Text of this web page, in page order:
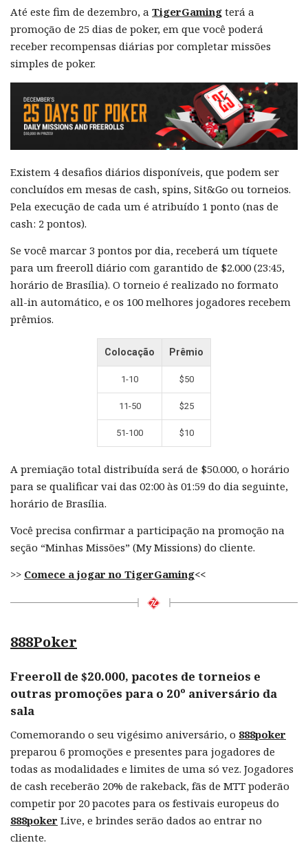
Até este fim de dezembro, a TigerGaming terá a
promoção de 25 dias de poker, em que você poderá
receber recompensas diárias por completar missões
simples de poker.
Existem 4 desafios diários disponíveis, que podem ser
concluídos em mesas de cash, spins, Sit&Go ou torneios.
Pela execução de cada um é atribuído 1 ponto (nas de
cash: 2 pontos).
Se você marcar 3 pontos por dia, receberá um tíquete
para um freeroll diário com garantido de $2.000 (23:45,
horário de Brasília). O torneio é realizado no formato
all-in automático, e os 100 melhores jogadores recebem
prêmios.
Colocação Prêmio
1-10 $50
11-50 $25
51-100 $10
A premiação total distribuída será de $50.000, o horário
para se qualificar vai das 02:00 às 01:59 do dia seguinte,
horário de Brasília.
Você precisa confirmar a participação na promoção na
seção “Minhas Missões” (My Missions) do cliente.
>> Comece a jogar no TigerGaming<<
888Poker
Freeroll de $20.000, pacotes de torneios e
outras promoções para o 20º aniversário da
sala
Comemorando o seu vigésimo aniversário, o 888poker
preparou 6 promoções e presentes para jogadores de
todas as modalidades e limites de uma só vez. Jogadores
de cash receberão 20% de rakeback, fãs de MTT poderão
competir por 20 pacotes para os festivais europeus do
888poker Live, e brindes serão dados ao entrar no
cliente.